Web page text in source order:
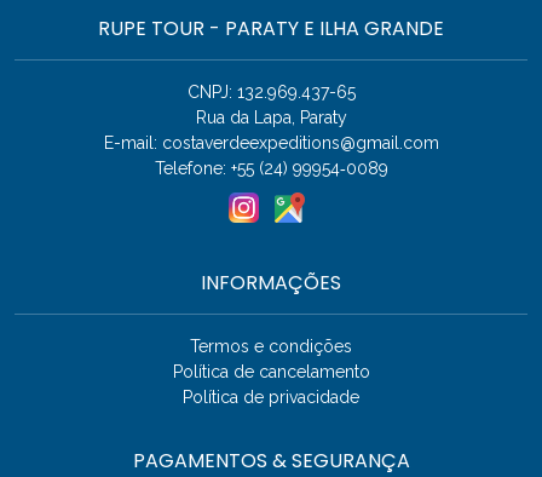
RUPE TOUR - PARATY E ILHA GRANDE
CNPJ: 132.969.437-65
Rua da Lapa, Paraty
E-mail: costaverdeexpeditions@gmail.com
Telefone: +55 (24) 99954‑0089
INFORMAÇÕES
Termos e condições
Política de cancelamento
Política de privacidade
PAGAMENTOS & SEGURANÇA